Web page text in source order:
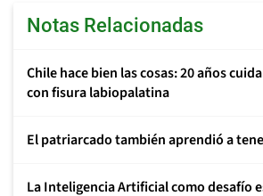
Notas Relacionadas
Chile hace bien las cosas: 20 años
con fisura labiopalatina
El patriarcado también aprendió a
La Inteligencia Artificial como desafío